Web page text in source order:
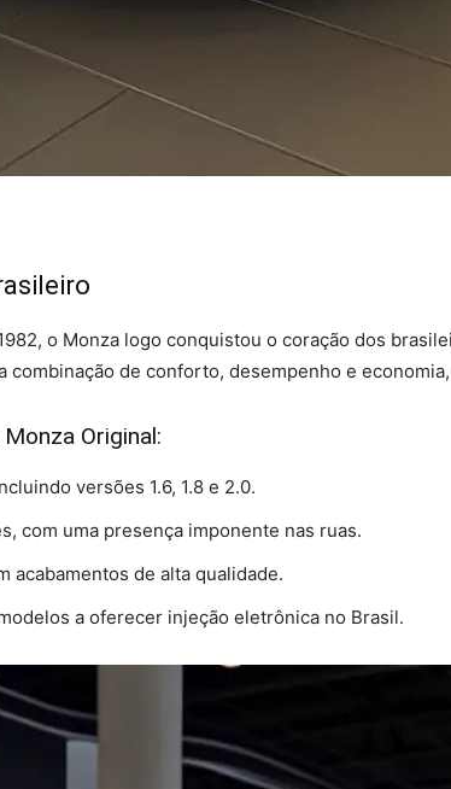
o Monza logo conquistou o coração dos
combinação de conforto, desempenho e
Original:
versões 1.6, 1.8 e 2.0.
com uma presença imponente nas ruas.
acabamentos de alta qualidade.
a oferecer injeção eletrônica no Brasil.